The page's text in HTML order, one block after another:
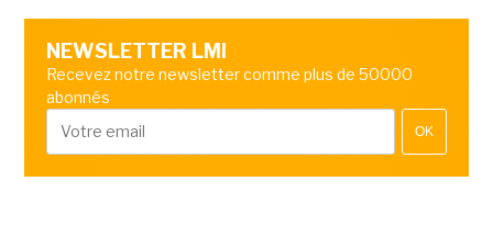
NEWSLETTER LMI
Recevez notre newsletter comme plus de 50000
abonnés
OK